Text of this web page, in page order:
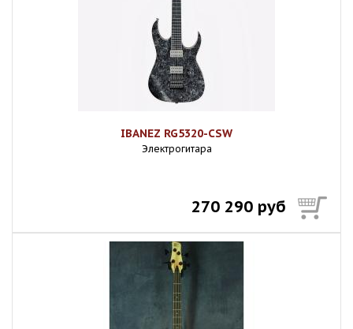
IBANEZ RG5320-CSW
Электрогитара
270 290 руб